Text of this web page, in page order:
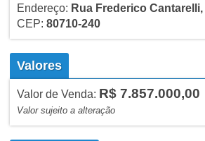
Endereço: Rua Frederico Cantarelli,
CEP: 80710-240
Valores
Valor de Venda: R$ 7.857.000,00
Valor sujeito a alteração